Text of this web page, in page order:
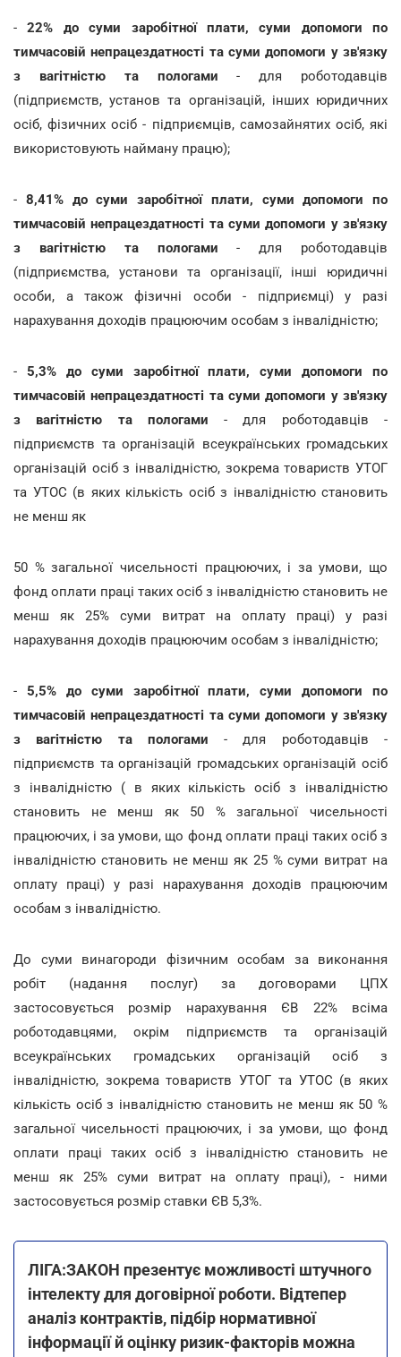
- 22% до суми заробітної плати, суми допомоги по
тимчасовій непрацездатності та суми допомоги у зв'язку
з вагітністю та пологами - для роботодавців
(підприємств, установ та організацій, інших юридичних
осіб, фізичних осіб - підприємців, самозайнятих осіб, які
використовують найману працю);
- 8,41% до суми заробітної плати, суми допомоги по
тимчасовій непрацездатності та суми допомоги у зв'язку
з вагітністю та пологами - для роботодавців
(підприємства, установи та організації, інші юридичні
особи, а також фізичні особи - підприємці) у разі
нарахування доходів працюючим особам з інвалідністю;
- 5,3% до суми заробітної плати, суми допомоги по
тимчасовій непрацездатності та суми допомоги у зв'язку
з вагітністю та пологами - для роботодавців -
підприємств та організацій всеукраїнських громадських
організацій осіб з інвалідністю, зокрема товариств УТОГ
та УТОС (в яких кількість осіб з інвалідністю становить
не менш як
50 % загальної чисельності працюючих, і за умови, що
фонд оплати праці таких осіб з інвалідністю становить не
менш як 25% суми витрат на оплату праці) у разі
нарахування доходів працюючим особам з інвалідністю;
- 5,5% до суми заробітної плати, суми допомоги по
тимчасовій непрацездатності та суми допомоги у зв'язку
з вагітністю та пологами - для роботодавців -
підприємств та організацій громадських організацій осіб
з інвалідністю ( в яких кількість осіб з інвалідністю
становить не менш як 50 % загальної чисельності
працюючих, і за умови, що фонд оплати праці таких осіб з
інвалідністю становить не менш як 25 % суми витрат на
оплату праці) у разі нарахування доходів працюючим
особам з інвалідністю.
До суми винагороди фізичним особам за виконання
робіт (надання послуг) за договорами ЦПХ
застосовується розмір нарахування ЄВ 22% всіма
роботодавцями, окрім підприємств та організацій
всеукраїнських громадських організацій осіб з
інвалідністю, зокрема товариств УТОГ та УТОС (в яких
кількість осіб з інвалідністю становить не менш як 50 %
загальної чисельності працюючих, і за умови, що фонд
оплати праці таких осіб з інвалідністю становить не
менш як 25% суми витрат на оплату праці), - ними
застосовується розмір ставки ЄВ 5,3%.
ЛІГА:ЗАКОН презентує можливості штучного
інтелекту для договірної роботи. Відтепер
аналіз контрактів, підбір нормативної
інформації й оцінку ризик-факторів можна